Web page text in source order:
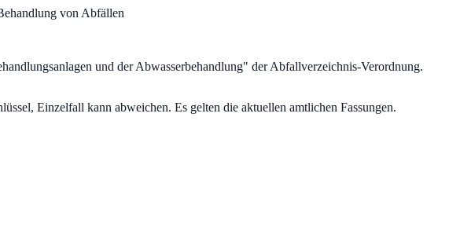
von Abfällen
und der Abwasserbehandlung" der Abfallverzeichnis-Verordnung.
Einzelfall kann abweichen. Es gelten die aktuellen amtlichen Fassungen.